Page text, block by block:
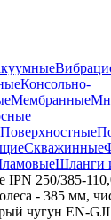
Консольно-
Мембранные
Поверхностные
Скважинные
Шланги
250/385-
- 385 мм,
чугун EN-